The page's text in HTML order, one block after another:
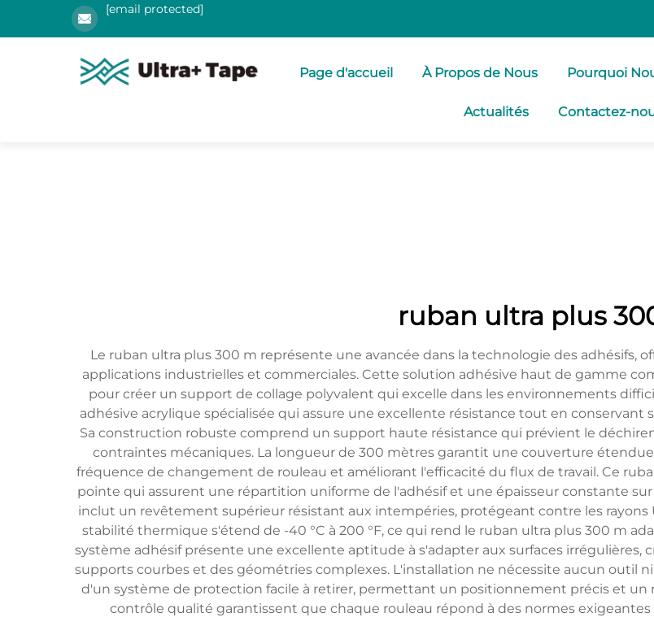
[email protected]
Page d'accueil À Propos de Nous Pourquoi
Actualités Contactez-
ruban ultra plus
Le ruban ultra plus 300 m représente une avancée dans la technologie des adhésifs,
applications industrielles et commerciales. Cette solution adhésive haut de gamme
pour créer un support de collage polyvalent qui excelle dans les environnements
adhésive acrylique spécialisée qui assure une excellente résistance tout en
Sa construction robuste comprend un support haute résistance qui prévient le
contraintes mécaniques. La longueur de 300 mètres garantit une couverture
fréquence de changement de rouleau et améliorant l'efficacité du flux de travail. Ce
pointe qui assurent une répartition uniforme de l'adhésif et une épaisseur constante
inclut un revêtement supérieur résistant aux intempéries, protégeant contre les
stabilité thermique s'étend de -40 °C à 200 °F, ce qui rend le ruban ultra plus 300 m
système adhésif présente une excellente aptitude à s'adapter aux surfaces irrégulières,
supports courbes et des géométries complexes. L'installation ne nécessite aucun outil
d'un système de protection facile à retirer, permettant un positionnement précis et un
contrôle qualité garantissent que chaque rouleau répond à des normes